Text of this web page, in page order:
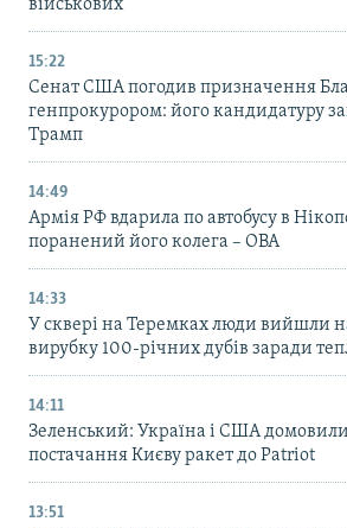
військових
15:22
Сенат США погодив призначення
генпрокурором: його кандидатуру
Трамп
14:49
Армія РФ вдарила по автобусу в
поранений його колега – ОВА
14:33
У сквері на Теремках люди вийшли
вирубку 100-річних дубів заради
14:11
Зеленський: Україна і США
постачання Києву ракет до Patriot
13:51